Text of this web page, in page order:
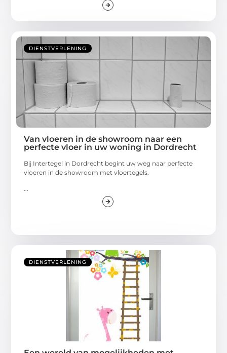
DIENSTVERLENING
Van vloeren in de showroom naar een
perfecte vloer in uw woning in Dordrecht
Bij Intertegel in Dordrecht begint uw weg naar perfecte
vloeren in de showroom met vloertegels.
DIENSTVERLENING